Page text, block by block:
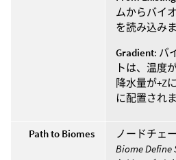
ムからバイ
を読み込みま
Gradient: バ
トは、温度
降水量が+Z
に配置されま
Path to Biomes ノードチェ
Biome Define